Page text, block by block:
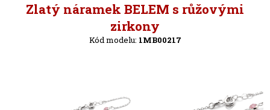
Zlatý náramek BELEM s růžovými
zirkony
Kód modelu: 1MB00217